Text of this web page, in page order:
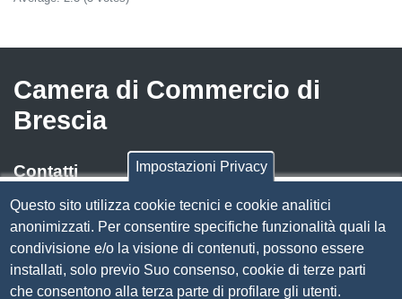
Camera di Commercio di
Brescia
Contatti
Via Luigi Einaudi, 23, 25121 Brescia BS
Tel. 030 37251
PECcamera.brescia@bs.legalmail.camcom.it
P.IVA 00859790172
Impostazioni Privacy
Questo sito utilizza cookie tecnici e cookie analitici
anonimizzati. Per consentire specifiche funzionalità quali la
condivisione e/o la visione di contenuti, possono essere
installati, solo previo Suo consenso, cookie di terze parti
che consentono alla terza parte di profilare gli utenti.